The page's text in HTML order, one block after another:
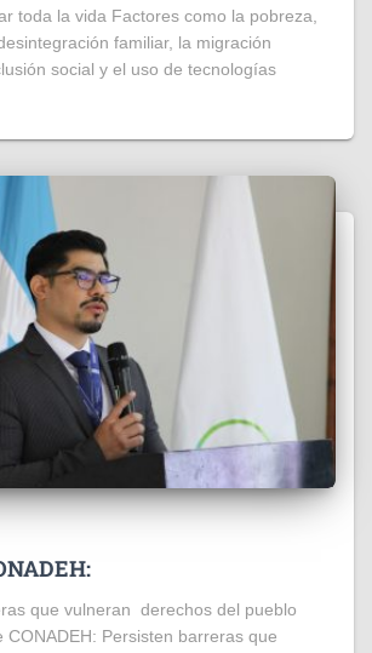
toda la vida Factores como la pobreza,
familiar, la migración
social y el uso de tecnologías
que vulneran derechos del pueblo
CONADEH: Persisten barreras que